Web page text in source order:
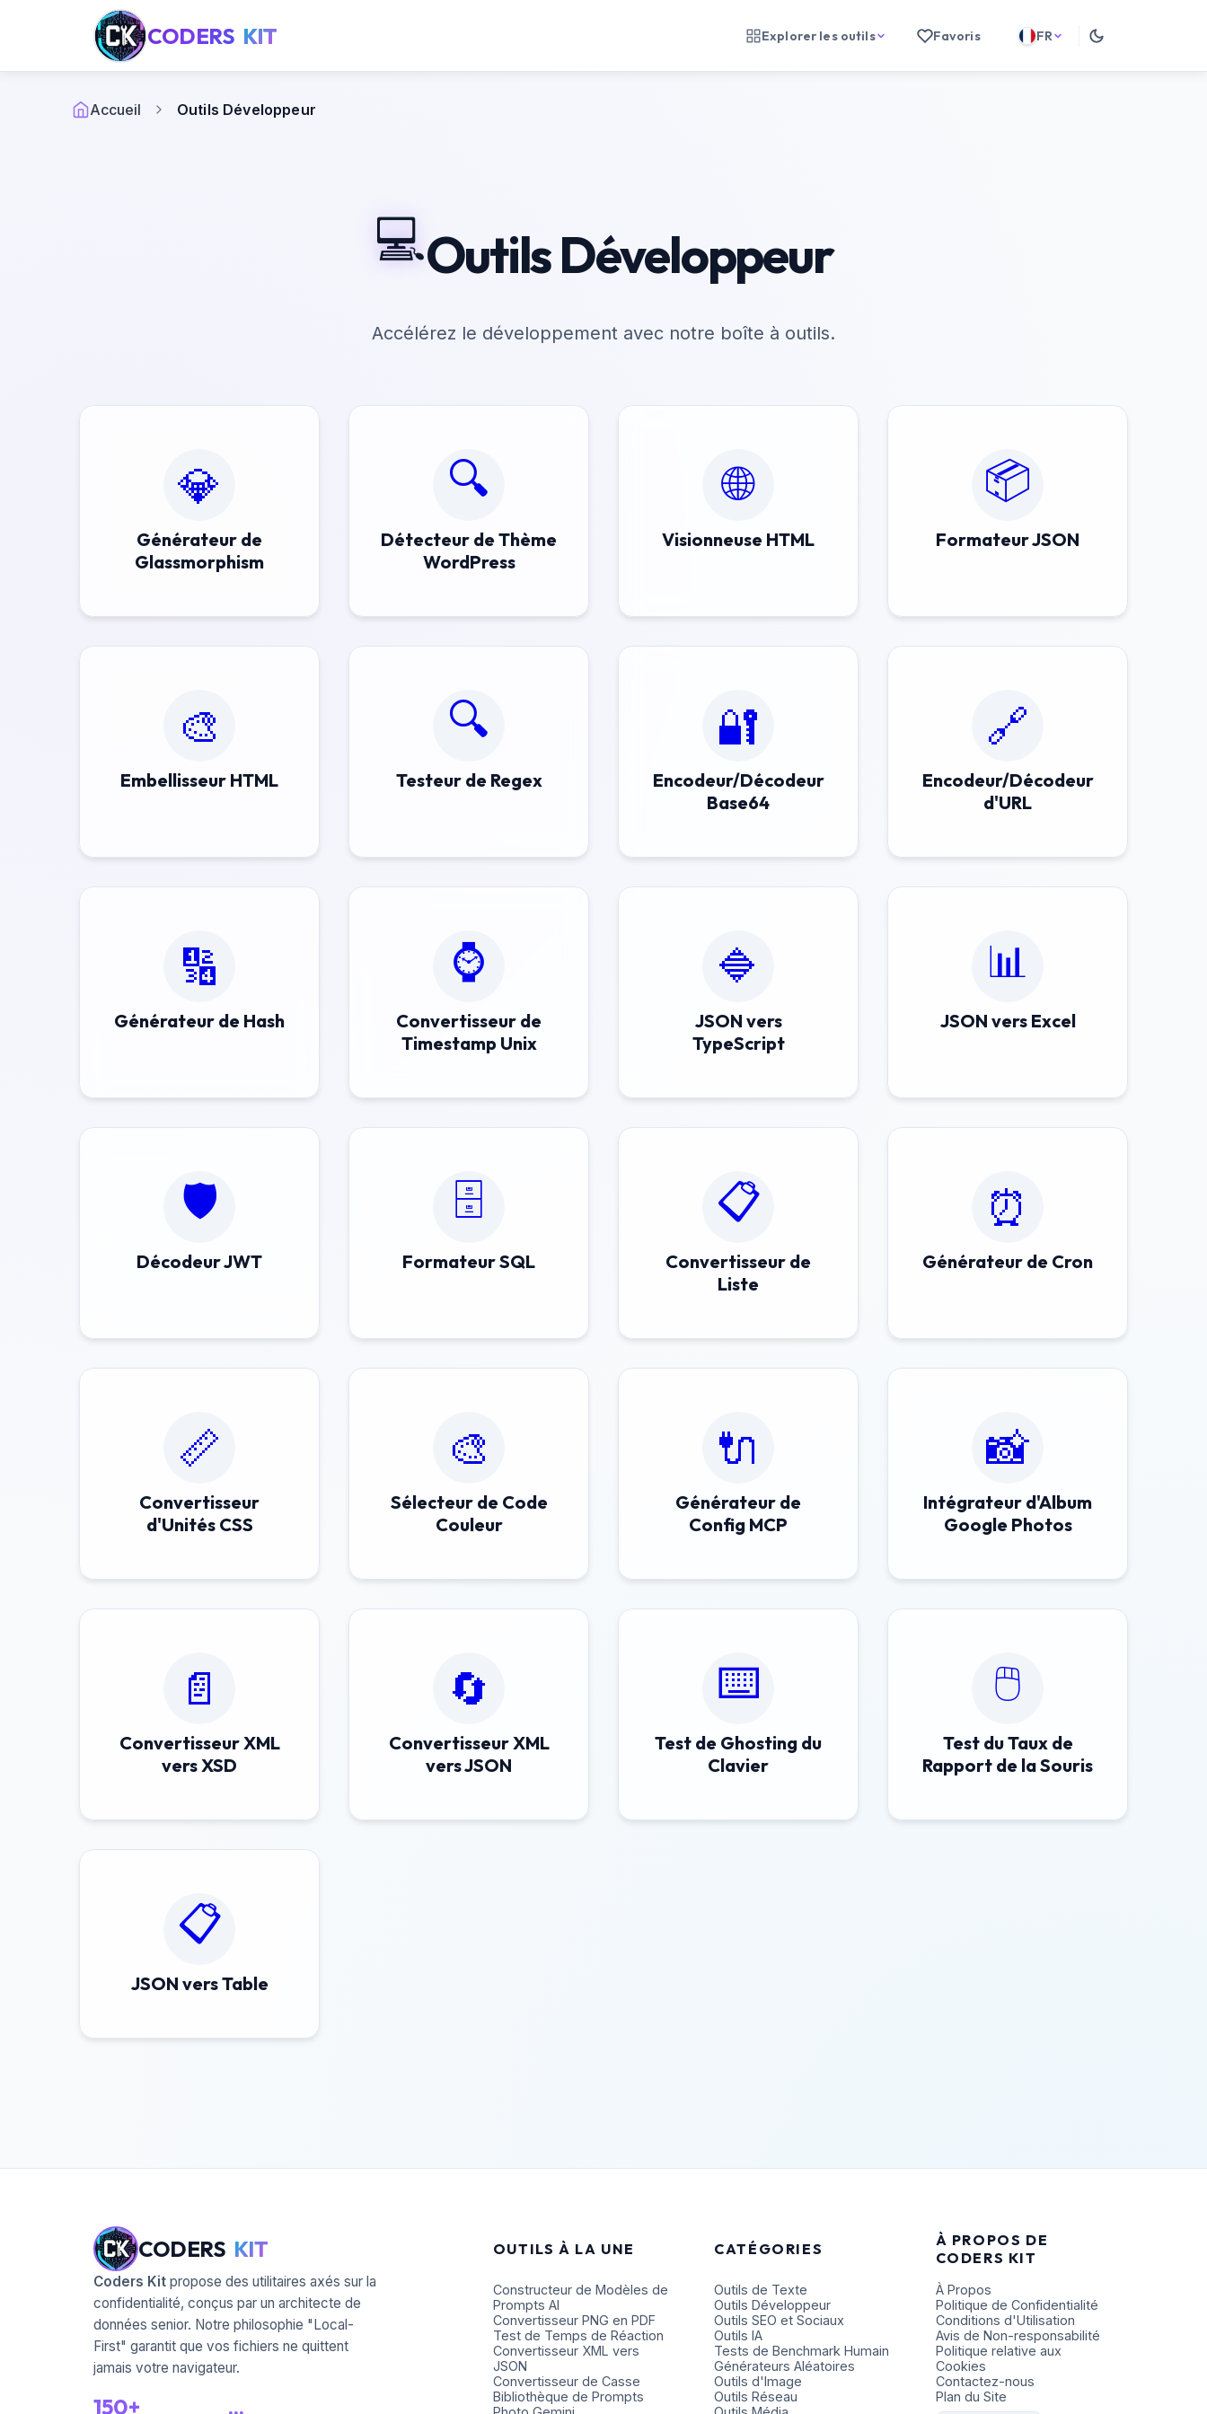
CODERS KIT Explorer les outils Favoris FR
Accueil Outils Développeur
💻Outils Développeur
Accélérez le développement avec notre boîte à outils.
💎
Générateur de
Glassmorphism
🔍
Détecteur de Thème
WordPress
🌐
Visionneuse HTML
📦
Formateur JSON
🎨
Embellisseur HTML
🔍
Testeur de Regex
🔐
Encodeur/Décodeur
Base64
🔗
Encodeur/Décodeur
d'URL
🔢
Générateur de Hash
⌚
Convertisseur de
Timestamp Unix
🔷
JSON vers
TypeScript
📊
JSON vers Excel
🛡️
Décodeur JWT
🗄️
Formateur SQL
📋
Convertisseur de
Liste
⏰
Générateur de Cron
📏
Convertisseur
d'Unités CSS
🎨
Sélecteur de Code
Couleur
🔌
Générateur de
Config MCP
📸
Intégrateur d'Album
Google Photos
📄
Convertisseur XML
vers XSD
🔄
Convertisseur XML
vers JSON
⌨️
Test de Ghosting du
Clavier
🖱️
Test du Taux de
Rapport de la Souris
📋
JSON vers Table
CODERS KIT
Coders Kit propose des utilitaires axés sur la
confidentialité, conçus par un architecte de
données senior. Notre philosophie "Local-
First" garantit que vos fichiers ne quittent
jamais votre navigateur.
150+ ...
OUTILS À LA UNE
Constructeur de Modèles de
Prompts AI
Convertisseur PNG en PDF
Test de Temps de Réaction
Convertisseur XML vers
JSON
Convertisseur de Casse
Bibliothèque de Prompts
CATÉGORIES
Outils de Texte
Outils Développeur
Outils SEO et Sociaux
Outils IA
Tests de Benchmark Humain
Générateurs Aléatoires
Outils d'Image
Outils Réseau
À PROPOS DE
CODERS KIT
À Propos
Politique de Confidentialité
Conditions d'Utilisation
Avis de Non-responsabilité
Politique relative aux
Cookies
Contactez-nous
Plan du Site